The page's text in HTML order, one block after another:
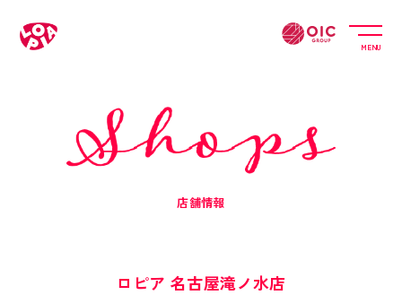
MENU
店舗情報
ロピア 名古屋滝ノ水店